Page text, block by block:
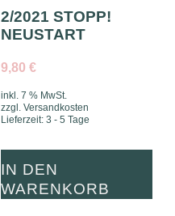
2/2021 STOPP!
NEUSTART
9,80 €
inkl. 7 % MwSt.
zzgl. Versandkosten
Lieferzeit: 3 - 5 Tage
IN DEN
WARENKORB